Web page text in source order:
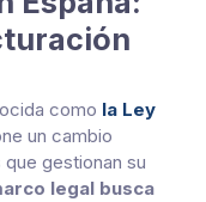
como la Ley
un cambio
gestionan su
legal busca